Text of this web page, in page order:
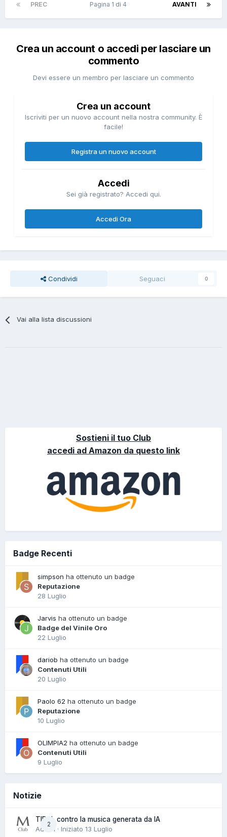
PREC AVANTI
Pagina 1 di 4
Crea un account o accedi per lasciare un
commento
Devi essere un membro per lasciare un commento
Crea un account
Iscriviti per un nuovo account nella nostra community. È
facile!
Registra un nuovo account
Accedi
Sei già registrato? Accedi qui.
Accedi Ora
Condividi Seguaci 0
Vai alla lista discussioni
Sostieni il tuo Club
accedi ad Amazon da questo link
Badge Recenti
simpson ha ottenuto un badge
Reputazione
28 Luglio
Jarvis ha ottenuto un badge
Badge del Vinile Oro
22 Luglio
dariob ha ottenuto un badge
Contenuti Utili
20 Luglio
Paolo 62 ha ottenuto un badge
Reputazione
10 Luglio
OLIMPIA2 ha ottenuto un badge
Contenuti Utili
9 Luglio
Notizie
2
TIDAL contro la musica generata da IA
Admin · Iniziato 13 Luglio